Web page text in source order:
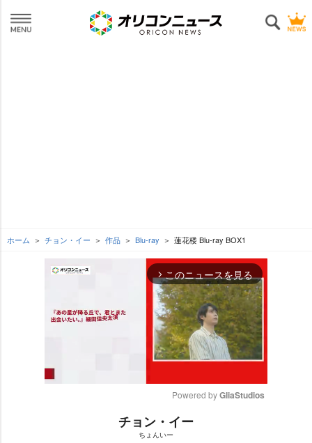
ホーム チョン・イー 作品 Blu-ray 蓮花楼 Blu-ray BOX1
arrow_forward_ios このニュースを見る
Powered by GliaStudios
チョン・イー
ちょんいー